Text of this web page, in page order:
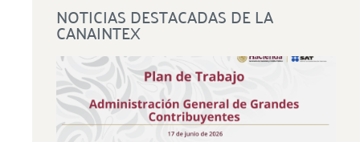
NOTICIAS DESTACADAS DE LA
CANAINTEX